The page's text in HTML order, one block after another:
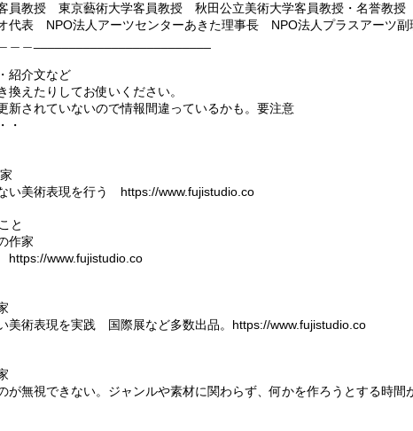
員教授 東京藝術大学客員教授 秋田公立美術大学客員教授・名誉教
代表 NPO法人アーツセンターあきた理事長 NPO法人プラスアーツ副
紹介文など
えたりしてお使いください。
新されていないので情報間違っているかも。要注意
・
家
い美術表現を行う https://www.fujistudio.co
と
作家
https://www.fujistudio.co
美術表現を実践 国際展など多数出品。 https://www.fujistudio.co
が無視できない。ジャンルや素材に関わらず、何かを作ろうとする時間